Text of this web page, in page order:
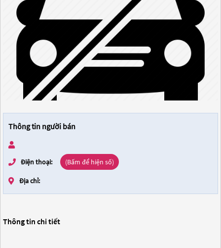
Thông tin người bán
Điện thoại: (Bấm để hiện số)
Địa chỉ:
Thông tin chi tiết